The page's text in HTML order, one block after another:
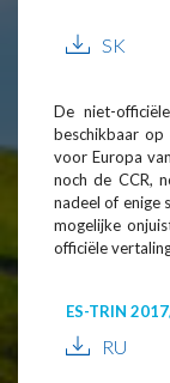
SK
De niet-
beschikbaar op
voor Europa
noch de CCR,
nadeel of enige
mogelijke
officiële
ES-TRIN
RU